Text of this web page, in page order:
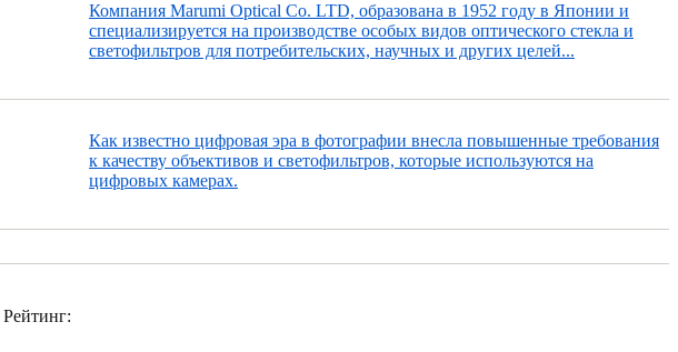
Компания Marumi Optical Co. LTD, образована в 1952 году в Японии и
специализируется на производстве особых видов оптического стекла и
светофильтров для потребительских, научных и других целей...
Как известно цифровая эра в фотографии внесла повышенные требования
к качеству объективов и светофильтров, которые используются на
цифровых камерах.
Рейтинг: